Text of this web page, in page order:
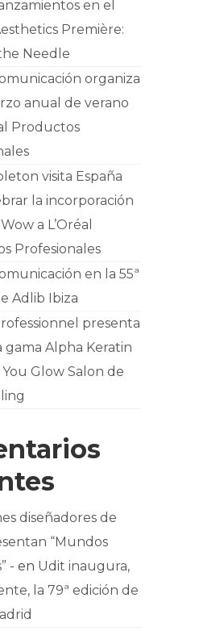
en el
Première:
Needle
organiza
anual de verano
Productos
visita España
la incorporación
a L’Oréal
Profesionales
en la 55ª
Adlib Ibiza
presenta
gama Alpha Keratin
Glow Salon de
diseñadores de
“Mundos
- en Udit inaugura,
la 79ª edición de